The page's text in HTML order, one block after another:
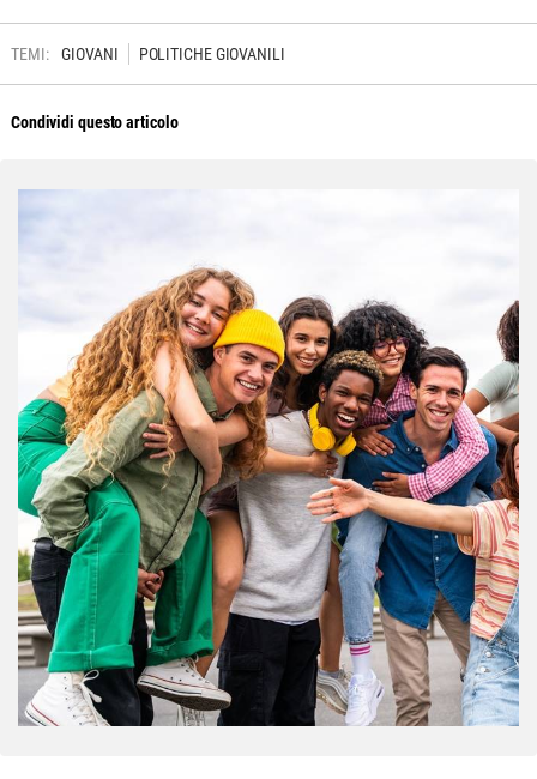
TEMI: GIOVANI POLITICHE GIOVANILI
Condividi questo articolo